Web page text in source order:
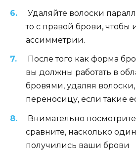
Удаляйте волоски
то с правой брови, чтобы
ассимметрии.
После того как форма
вы должны работать в
бровями, удаляя
переносицу, если такие
Внимательно
сравните, насколько
получились ваши брови